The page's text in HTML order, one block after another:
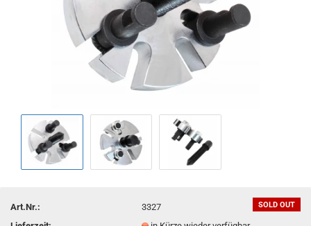
SOLD OUT
Art.Nr.:
3327